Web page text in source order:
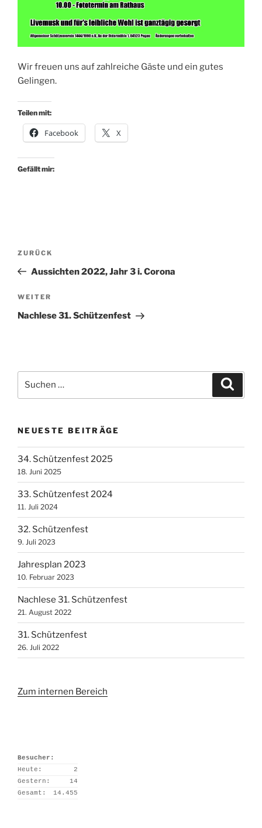
Wir freuen uns auf zahlreiche Gäste und ein gutes
Gelingen.
Teilen mit:
Facebook X
Gefällt mir:
Beitragsnavigation
Vorheriger
Beitrag
ZURÜCK
Aussichten 2022, Jahr 3 i. Corona
Nächster
Beitrag
WEITER
Nachlese 31. Schützenfest
nach:
NEUESTE BEITRÄGE
34. Schützenfest 2025
18. Juni 2025
33. Schützenfest 2024
11. Juli 2024
32. Schützenfest
9. Juli 2023
Jahresplan 2023
10. Februar 2023
Nachlese 31. Schützenfest
21. August 2022
31. Schützenfest
26. Juli 2022
Zum internen Bereich
Besucher:
Heute:
2
Gestern:
14
Gesamt:
14.455